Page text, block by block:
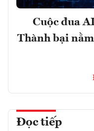
Cuộc đua
Thành bại
Đọc tiếp